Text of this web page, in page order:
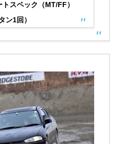
スペック（MT/FF）
ン1回）